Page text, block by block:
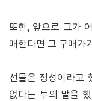
또한, 앞으로 그가
매한다면 그 구매가
선물은 정성이라고
없다는 투의 말을